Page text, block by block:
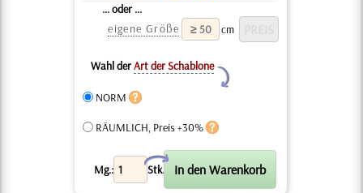
... oder ...
eigene Größe
cm
Wahl derArt der Schablone
Y
NORM
RÄUMLICH, Preis +30%
Mg.: Stk.
X